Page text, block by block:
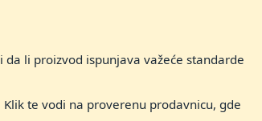
li proizvod ispunjava važeće standarde
te vodi na proverenu prodavnicu, gde